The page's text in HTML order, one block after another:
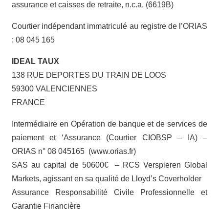
assurance et caisses de retraite, n.c.a. (6619B)
Courtier indépendant immatriculé au registre de l’ORIAS
: 08 045 165
IDEAL TAUX
138 RUE DEPORTES DU TRAIN DE LOOS
59300 VALENCIENNES
FRANCE
Intermédiaire en Opération de banque et de services de
paiement et ‘Assurance (Courtier CIOBSP – IA) –
ORIAS n° 08 045165 (www.orias.fr)
SAS au capital de 50600€ – RCS Verspieren Global
Markets, agissant en sa qualité de Lloyd’s Coverholder
Assurance Responsabilité Civile Professionnelle et
Garantie Financière